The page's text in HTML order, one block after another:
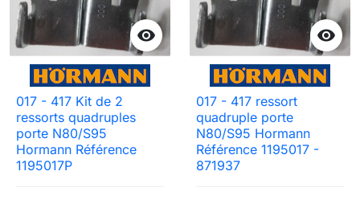

017 - 417 Kit de 2
ressorts quadruples
porte N80/S95
Hormann Référence
1195017P

017 - 417 ressort
quadruple porte
N80/S95 Hormann
Référence 1195017 -
871937